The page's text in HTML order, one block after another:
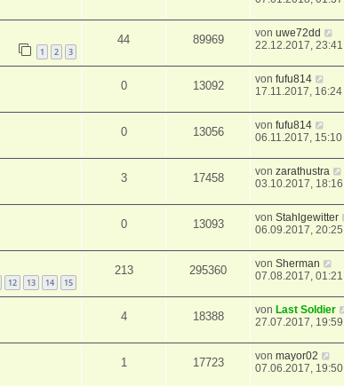
1 2 3
44 89969 vonuwe72dd
22.12.2017, 23:41
0 13092 vonfufu814
17.11.2017, 16:24
0 13056 vonfufu814
06.11.2017, 15:10
3 17458 vonzarathustra
03.10.2017, 18:16
0 13093 vonStahlgewitter
06.09.2017, 20:25
12 13 14 15
213 295360 vonSherman
07.08.2017, 01:21
4 18388 von Last Soldier
27.07.2017, 19:59
1 17723 vonmayor02
07.06.2017, 19:50